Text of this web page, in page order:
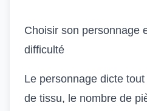
Choisir son personnage
difficulté
Le personnage dicte
de tissu, le nombre de